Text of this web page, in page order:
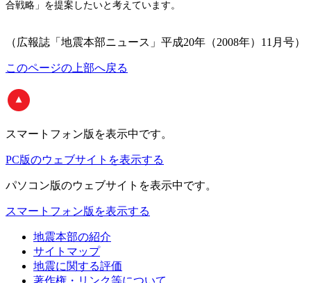
合戦略」を提案したいと考えています。
（広報誌「地震本部ニュース」平成20年（2008年）11月号）
このページの上部へ戻る
スマートフォン版 を表示中です。
PC版のウェブサイトを表示する
パソコン版のウェブサイトを表示中です。
スマートフォン版を表示する
地震本部の紹介
サイトマップ
地震に関する評価
著作権・リンク等について